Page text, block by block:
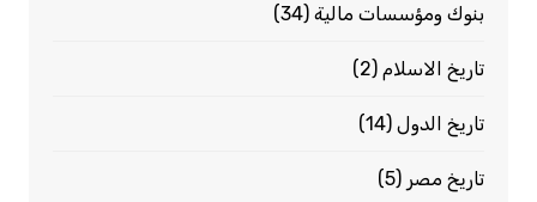
بنوك ومؤسسات مالية(34)
تاريخ الاسلام (2)
تاريخ الدول(14)
تاريخ مصر (5)